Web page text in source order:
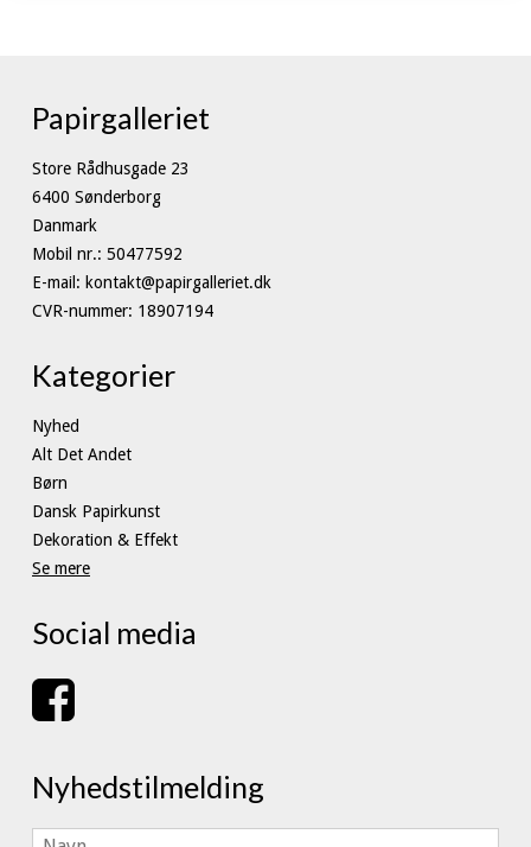
Papirgalleriet
Store Rådhusgade 23
6400 Sønderborg
Danmark
Mobil nr.: 50477592
E-mail : kontakt@papirgalleriet.dk
CVR-nummer: 18907194
Kategorier
Nyhed
Alt Det Andet
Børn
Dansk Papirkunst
Dekoration & Effekt
Se mere
Social media
Nyhedstilmelding